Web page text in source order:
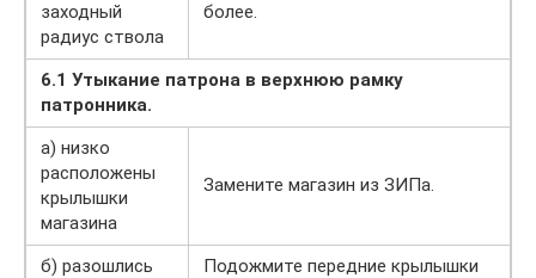
заходный
радиус ствола
более.
6.1 Утыкание патрона в верхнюю рамку
патронника.
а) низко
расположены
крылышки
магазина
Замените магазин из ЗИПа.
б) разошлись
Подожмите передние крылышки